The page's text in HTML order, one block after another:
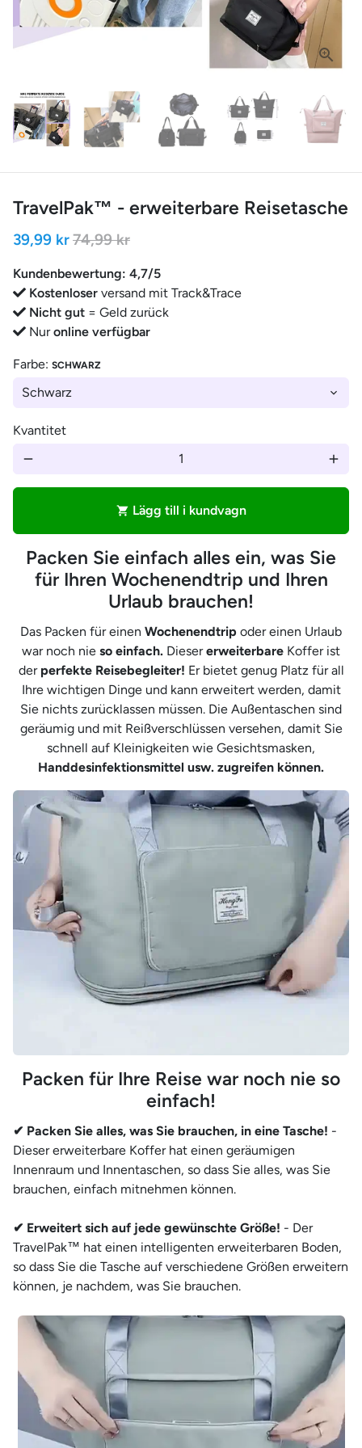
TravelPak™ - erweiterbare Reisetasche
39,99 kr74,99 kr
Kundenbewertung: 4,7/5
Kostenloser versand mit Track&Trace
Nicht gut = Geld zurück
Nuronline verfügbar
Farbe: SCHWARZ
Kvantitet
remove add
shopping_cart Lägg till i kundvagn
Packen Sie einfach alles ein, was Sie
für Ihren Wochenendtrip und Ihren
Urlaub brauchen!
Das Packen für einen Wochenendtrip oder einen Urlaub
war noch nie so einfach. Diesererweiterbare Koffer ist
der perfekte Reisebegleiter! Er bietet genug Platz für all
Ihre wichtigen Dinge und kann erweitert werden, damit
Sie nichts zurücklassen müssen. Die Außentaschen sind
geräumig und mit Reißverschlüssen versehen, damit Sie
schnell auf Kleinigkeiten wie Gesichtsmasken,
Handdesinfektionsmittel usw. zugreifen können.
Packen für Ihre Reise war noch nie so
einfach!
✔ Packen Sie alles, was Sie brauchen, in eine Tasche! -
Dieser erweiterbare Koffer hat einen geräumigen
Innenraum und Innentaschen, so dass Sie alles, was Sie
brauchen, einfach mitnehmen können.
✔ Erweitert sich auf jede gewünschte Größe! - Der
TravelPak™ hat einen intelligenten erweiterbaren Boden,
so dass Sie die Tasche auf verschiedene Größen erweitern
können, je nachdem, was Sie brauchen.